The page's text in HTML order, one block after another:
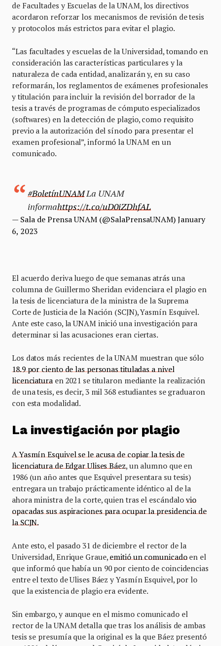
de Facultades y Escuelas de la UNAM, los directivos
acordaron reforzar los mecanismos de revisión de tesis
y protocolos más estrictos para evitar el plagio.
“Las facultades y escuelas de la Universidad, tomando en
consideración las características particulares y la
naturaleza de cada entidad, analizarán y, en su caso
reformarán, los reglamentos de exámenes profesionales
y titulación para incluir la revisión del borrador de la
tesis a través de programas de cómputo especializados
(softwares) en la detección de plagio, como requisito
previo a la autorización del sínodo para presentar el
examen profesional”, informó la UNAM en un
comunicado.
#BoletínUNAMLa UNAM
informahttps://t.co/uD0iZDhfAL
— Sala de Prensa UNAM (@SalaPrensaUNAM)January
6, 2023
El acuerdo deriva luego de que semanas atrás una
columna de Guillermo Sheridan evidenciara el plagio en
la tesis de licenciatura de la ministra de la Suprema
Corte de Justicia de la Nación (SCJN), Yasmín Esquivel.
Ante este caso, la UNAM inició una investigación para
determinar si las acusaciones eran ciertas.
Los datos más recientes de la UNAM muestran que sólo
18.9 por ciento de las personas tituladas a nivel
licenciaturaen 2021 se titularon mediante la realización
de una tesis, es decir, 3 mil 368 estudiantes se graduaron
con esta modalidad.
La investigación por plagio
A Yasmín Esquivel se le acusa de copiar la tesis de
licenciatura de Edgar Ulises Báez, un alumno que en
1986 (un año antes que Esquivel presentara su tesis)
entregara un trabajo prácticamente idéntico al de la
ahora ministra de la corte, quien tras el escándalovio
opacadas sus aspiraciones para ocupar la presidencia de
la SCJN.
Ante esto, el pasado 31 de diciembre el rector de la
Universidad, Enrique Graue, emitió un comunicadoen el
que informó que había un 90 por ciento de coincidencias
entre el texto de Ulises Báez y Yasmín Esquivel, por lo
que la existencia de plagio era evidente.
Sin embargo, y aunque en el mismo comunicado el
rector de la UNAM detalla que tras los análisis de ambas
tesis se presumía que la original es la que Báez presentó